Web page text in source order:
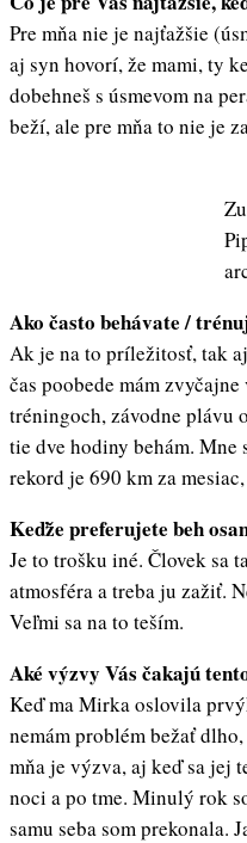
Pre mňa nie je najťažšie
aj syn hovorí, že mami, ty
dobehneš s úsmevom na
beží, ale pre mňa to nie je
Ako často behávate /
Ak je na to príležitosť, tak
čas poobede mám
tréningoch, závodne plávu
tie dve hodiny behám.
rekord je 690 km za
Keďže preferujete beh
Je to trošku iné. Človek sa
atmosféra a treba ju zažiť.
Veľmi sa na to teším.
Aké výzvy Vás čakajú
Keď ma Mirka oslovila
nemám problém bežať
mňa je výzva, aj keď sa jej
noci a po tme. Minulý rok
samu seba som prekonala.